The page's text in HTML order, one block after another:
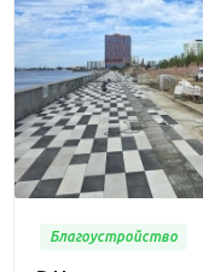
Благоустройство